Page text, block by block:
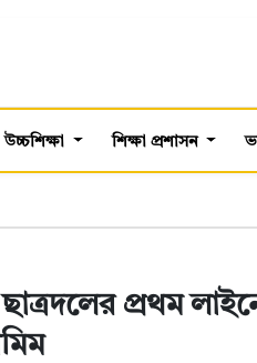
উচ্চশিক্ষা শিক্ষা প্রশাসন
প্রথম